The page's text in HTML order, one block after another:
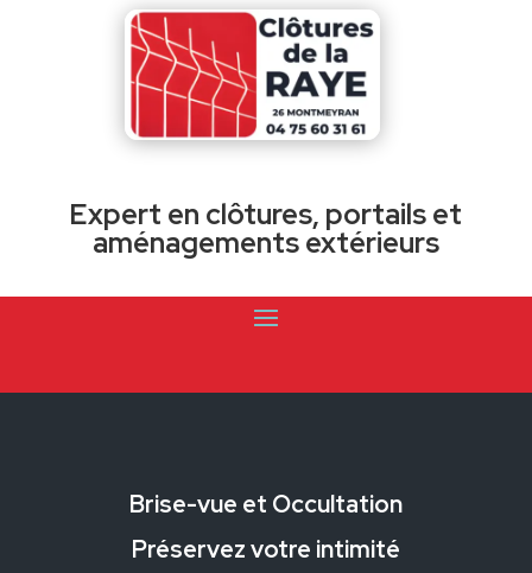
Expert en clôtures, portails et
aménagements extérieurs
Brise-vue et Occultation
Préservez votre intimité